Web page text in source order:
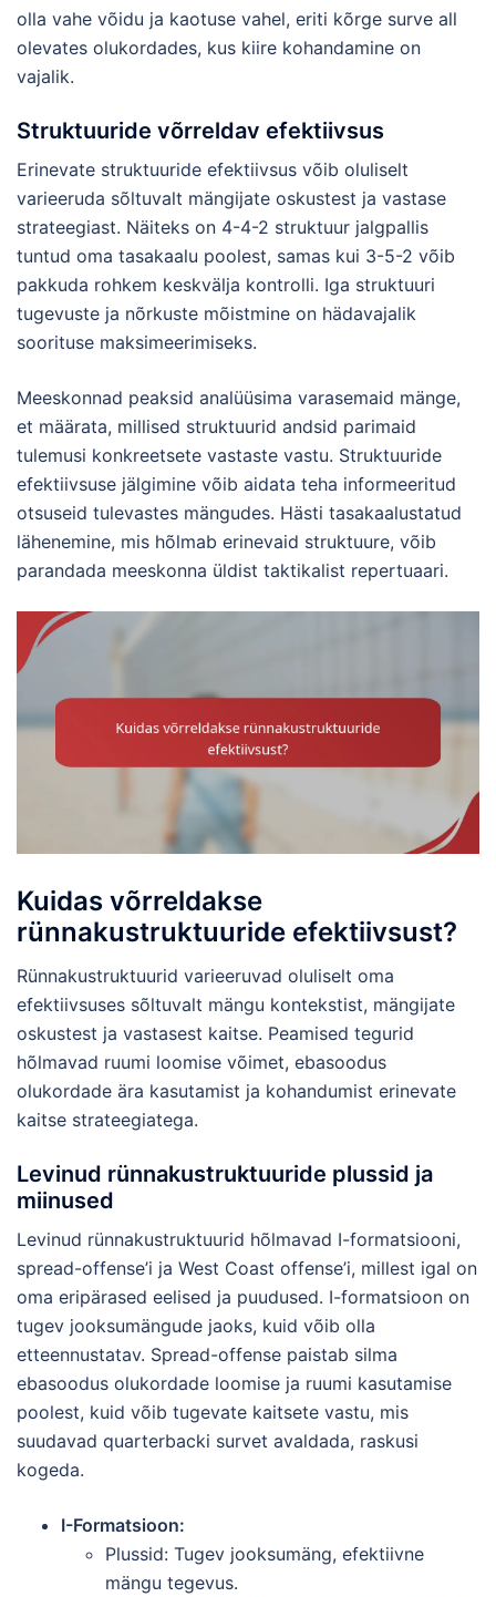
olla vahe võidu ja kaotuse vahel, eriti kõrge surve all
olevates olukordades, kus kiire kohandamine on
vajalik.
Struktuuride võrreldav efektiivsus
Erinevate struktuuride efektiivsus võib oluliselt
varieeruda sõltuvalt mängijate oskustest ja vastase
strateegiast. Näiteks on 4-4-2 struktuur jalgpallis
tuntud oma tasakaalu poolest, samas kui 3-5-2 võib
pakkuda rohkem keskvälja kontrolli. Iga struktuuri
tugevuste ja nõrkuste mõistmine on hädavajalik
soorituse maksimeerimiseks.
Meeskonnad peaksid analüüsima varasemaid mänge,
et määrata, millised struktuurid andsid parimaid
tulemusi konkreetsete vastaste vastu. Struktuuride
efektiivsuse jälgimine võib aidata teha informeeritud
otsuseid tulevastes mängudes. Hästi tasakaalustatud
lähenemine, mis hõlmab erinevaid struktuure, võib
parandada meeskonna üldist taktikalist repertuaari.
Kuidas võrreldakse
rünnakustruktuuride efektiivsust?
Rünnakustruktuurid varieeruvad oluliselt oma
efektiivsuses sõltuvalt mängu kontekstist, mängijate
oskustest ja vastasest kaitse. Peamised tegurid
hõlmavad ruumi loomise võimet, ebasoodus
olukordade ära kasutamist ja kohandumist erinevate
kaitse strateegiatega.
Levinud rünnakustruktuuride plussid ja
miinused
Levinud rünnakustruktuurid hõlmavad I-formatsiooni,
spread-offense’i ja West Coast offense’i, millest igal on
oma eripärased eelised ja puudused. I-formatsioon on
tugev jooksumängude jaoks, kuid võib olla
etteennustatav. Spread-offense paistab silma
ebasoodus olukordade loomise ja ruumi kasutamise
poolest, kuid võib tugevate kaitsete vastu, mis
suudavad quarterbacki survet avaldada, raskusi
kogeda.
I-Formatsioon:
Plussid: Tugev jooksumäng, efektiivne
mängu tegevus.